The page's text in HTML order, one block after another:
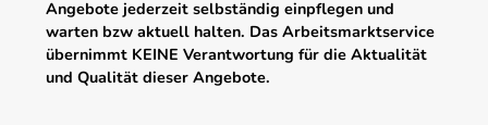
Angebote jederzeit selbständig einpflegen und
warten bzw aktuell halten. Das Arbeitsmarktservice
übernimmt KEINE Verantwortung für die Aktualität
und Qualität dieser Angebote.